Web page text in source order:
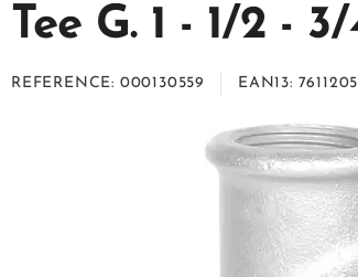
Tee G. 1 - 1/2 -
REFERENCE 000130559 EAN13